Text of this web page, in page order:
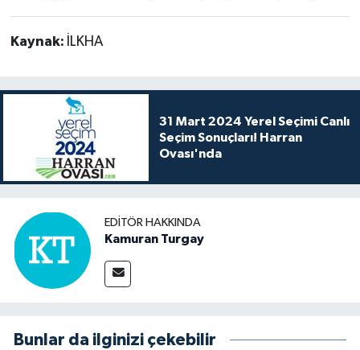
Kaynak: İLKHA
31 Mart 2024 Yerel Seçimi Canlı
Seçim Sonuçları! Harran
Ovası'nda
EDITÖR HAKKINDA
Kamuran Turgay
Bunlar da ilginizi çekebilir